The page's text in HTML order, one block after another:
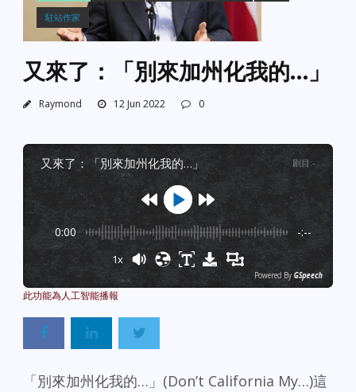
駐站作家
又來了：「別來加州化我的…」
Raymond 12 Jun 2022 0
又來了：「別來加州化我的…」 剧目 :-
0:00 -:--
1x
Powered By GSpeech
「別來加州化我的…」(Don’t California My…)這